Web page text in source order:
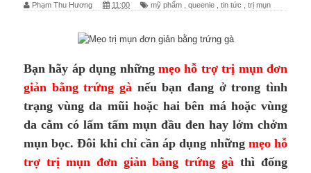
Phạm Thu Hương 11:00 mỹ phẩm queenie tin tức trị mụn
Bạn hãy áp dụng những mẹo hỗ trợ trị mụn đơn
giản bằng trứng gà nếu bạn đang ở trong tình
trạng vùng da mũi hoặc hai bên má hoặc vùng
da cằm có lấm tấm mụn đầu đen hay lởm chởm
mụn bọc. Đôi khi chỉ cần áp dụng những mẹo hỗ
trợ trị mụn đơn giản bằng trứng gà thì đống